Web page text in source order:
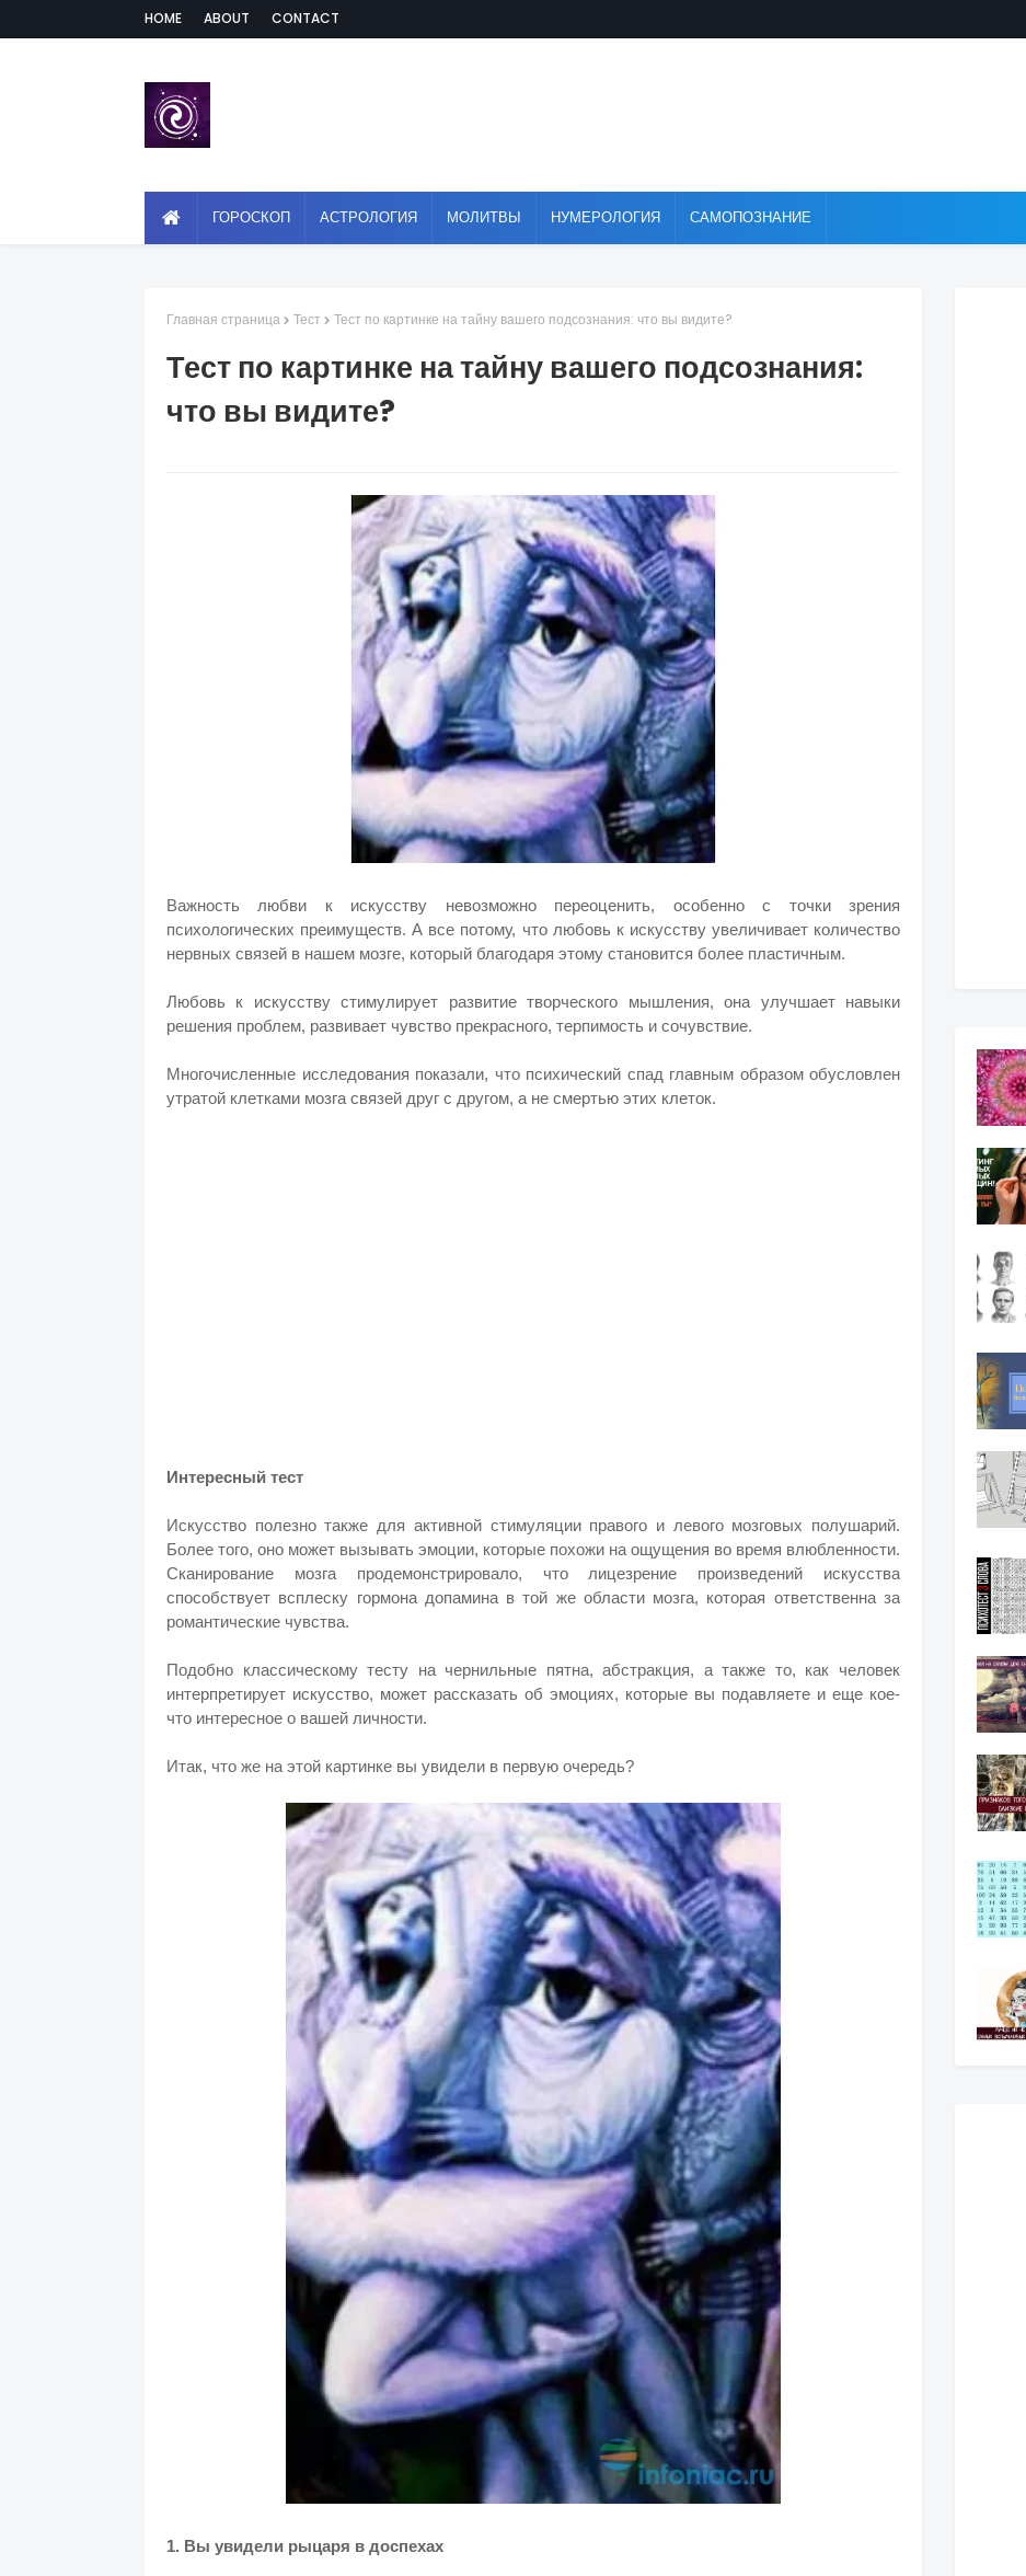
HOME ABOUT CONTACT
ГОРОСКОП АСТРОЛОГИЯ МОЛИТВЫ НУМЕРОЛОГИЯ САМОПОЗНАНИЕ
Главная страница Тест Тест по картинке на тайну вашего подсознания: что вы видите?
Тест по картинке на тайну вашего подсознания:
что вы видите?
Важность любви к искусству невозможно переоценить, особенно с точки зрения
психологических преимуществ. А все потому, что любовь к искусству увеличивает количество
нервных связей в нашем мозге, который благодаря этому становится более пластичным.
Любовь к искусству стимулирует развитие творческого мышления, она улучшает навыки
решения проблем, развивает чувство прекрасного, терпимость и сочувствие.
Многочисленные исследования показали, что психический спад главным образом обусловлен
утратой клетками мозга связей друг с другом, а не смертью этих клеток.
Интересный тест
Искусство полезно также для активной стимуляции правого и левого мозговых полушарий.
Более того, оно может вызывать эмоции, которые похожи на ощущения во время влюбленности.
Сканирование мозга продемонстрировало, что лицезрение произведений искусства
способствует всплеску гормона допамина в той же области мозга, которая ответственна за
романтические чувства.
Подобно классическому тесту на чернильные пятна, абстракция, а также то, как человек
интерпретирует искусство, может рассказать об эмоциях, которые вы подавляете и еще кое-
что интересное о вашей личности.
Итак, что же на этой картинке вы увидели в первую очередь?
1. Вы увидели рыцаря в доспехах